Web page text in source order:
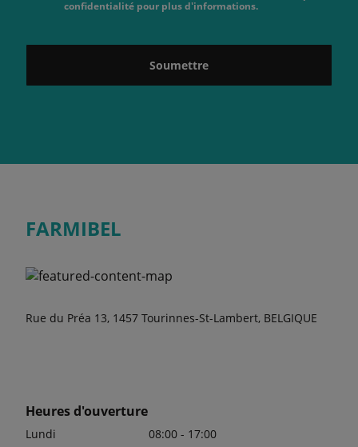
confidentialité pour plus d'informations.
Soumettre
FARMIBEL
Rue du Préa 13, 1457 Tourinnes-St-Lambert, BELGIQUE
Heures d'ouverture
Lundi
08:00 - 17:00